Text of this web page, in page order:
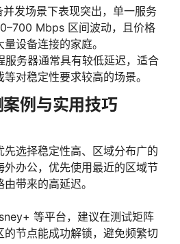
发场景下表现突出，单一服务
Mbps 区间波动，且价格
设备连接的家庭。
服务器通常具有较低延迟，适合
对稳定性要求较高的场景。
例与实用技巧
先选择稳定性高、区域分布广的
外办公，优先使用最近的区域节
带来的高延迟。
等平台，建议在测试矩阵
的节点能成功解锁，避免频繁切